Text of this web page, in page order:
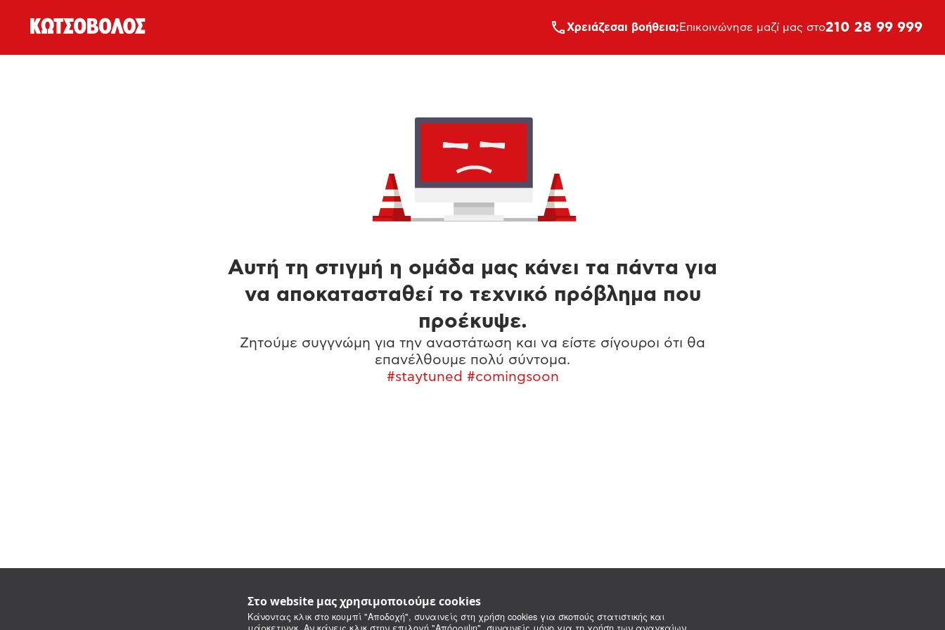
Στο website μας χρησιμοποιούμε cookies
Κάνοντας κλικ στο κουμπί "Αποδοχή", συναινείς στη χρήση cookies για σκοπούς στατιστικής και
Xρειάζεσαι βοήθεια; Επικοινώνησε μαζί μας στο210 28 99 999
Αυτή τη στιγμή η ομάδα μας κάνει τα πάντα για
να αποκατασταθεί το τεχνικό πρόβλημα που
προέκυψε.
Ζητούμε συγγνώμη για την αναστάτωση και να είστε σίγουροι ότι θα
επανέλθουμε πολύ σύντομα.
#staytuned #comingsoon